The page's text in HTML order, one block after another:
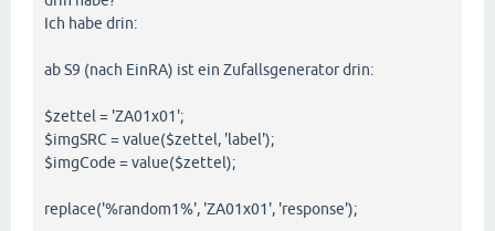
Ich habe drin:
ab S9 (nach EinRA) ist ein Zufallsgenerator drin:
$zettel = 'ZA01x01';
$imgSRC = value($zettel, 'label');
$imgCode = value($zettel);
replace('%random1%', 'ZA01x01', 'response');